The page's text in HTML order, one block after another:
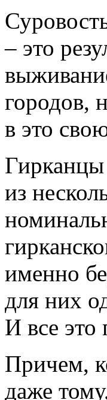
– это
городов,
в это
Гирканцы
из
именно
для них
И все это
Причем,
даже